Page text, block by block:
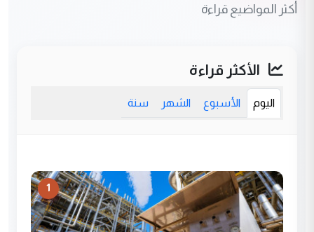
أكثر المواضيع قراءة
الأكثر قراءة
اليوم الأسبوع الشهر سنة
1